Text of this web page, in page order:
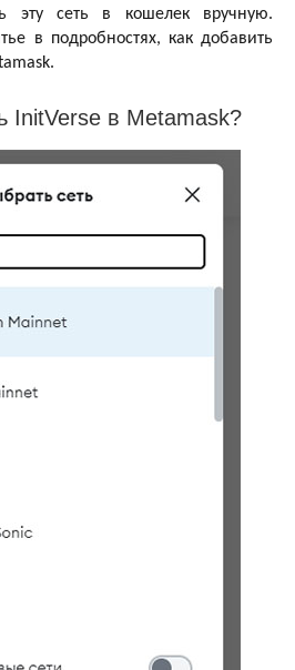
эту сеть в кошелек вручную.
в подробностях, как добавить
InitVerse в Metamask?